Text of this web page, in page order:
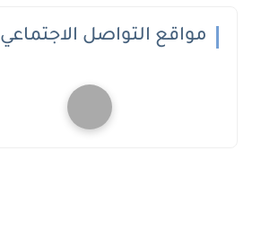
مواقع التواصل الاجتماعي